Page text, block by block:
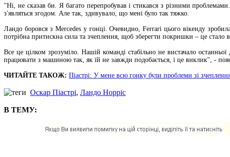
"Ні, не сказав би. Я багато перепробував і стикався з різними
з'являться згодом. Але так, здивувало, що мені було так тяжко.
Ландо боровся з Mercedes у гонці. Очевидно, Ferrari цього вікенду
потрібна притискна сила та зчеплення, щоб зберегти покришки – це стало
Все це цілком зрозуміло. Нашій команді стабільно не вистачало
працювати з машиною так, як їй не завжди подобається, і це виклик", -
ЧИТАЙТЕ ТАКОЖ: Піастрі: У мене всю гонку були проблеми зі
Оскар Піастрі, Ландо Норріс
В ТЕМУ: